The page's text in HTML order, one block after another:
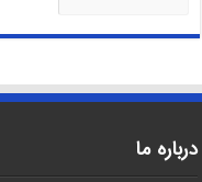
درباره ما